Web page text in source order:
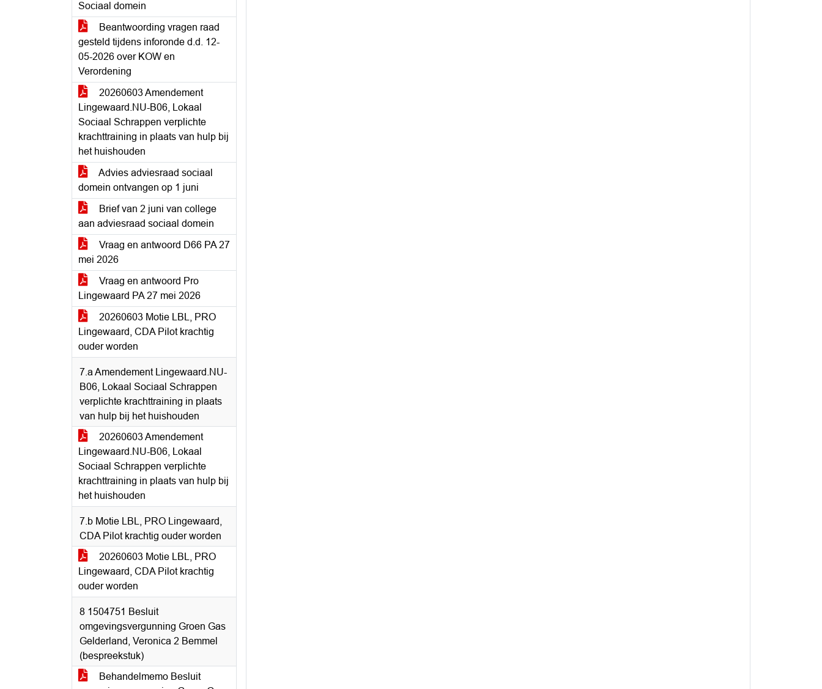
Sociaal domein
Beantwoording vragen raad
gesteld tijdens inforonde d.d. 12-
05-2026 over KOW en
Verordening
20260603 Amendement
Lingewaard.NU-B06, Lokaal
Sociaal Schrappen verplichte
krachttraining in plaats van hulp bij
het huishouden
Advies adviesraad sociaal
domein ontvangen op 1 juni
Brief van 2 juni van college
aan adviesraad sociaal domein
Vraag en antwoord D66 PA 27
mei 2026
Vraag en antwoord Pro
Lingewaard PA 27 mei 2026
20260603 Motie LBL, PRO
Lingewaard, CDA Pilot krachtig
ouder worden
7.a Amendement Lingewaard.NU-
B06, Lokaal Sociaal Schrappen
verplichte krachttraining in plaats
van hulp bij het huishouden
20260603 Amendement
Lingewaard.NU-B06, Lokaal
Sociaal Schrappen verplichte
krachttraining in plaats van hulp bij
het huishouden
7.b Motie LBL, PRO Lingewaard,
CDA Pilot krachtig ouder worden
20260603 Motie LBL, PRO
Lingewaard, CDA Pilot krachtig
ouder worden
8 1504751 Besluit
omgevingsvergunning Groen Gas
Gelderland, Veronica 2 Bemmel
(bespreekstuk)
Behandelmemo Besluit